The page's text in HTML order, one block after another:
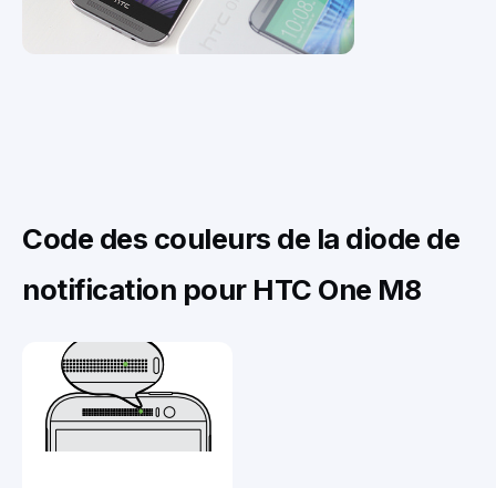
Code des couleurs de la diode de
notification pour HTC One M8